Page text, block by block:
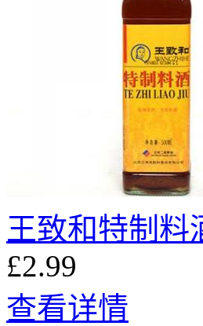
王致和特制料
£2.99
查看详情